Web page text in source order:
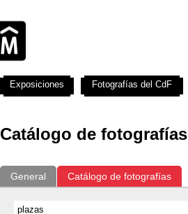
Catálogo de fotografías
General Catálogo de fotografías
Exposiciones Fotografías del CdF